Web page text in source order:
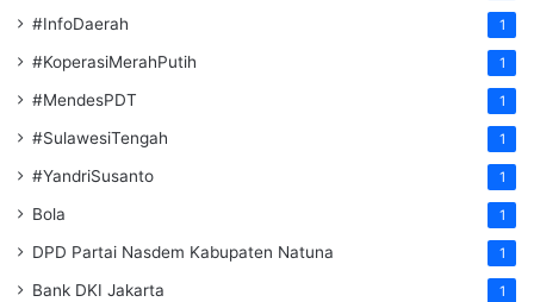
#InfoDaerah 1
#KoperasiMerahPutih 1
#MendesPDT 1
#SulawesiTengah 1
#YandriSusanto 1
Bola 1
DPD Partai Nasdem Kabupaten Natuna 1
Bank DKI Jakarta 1